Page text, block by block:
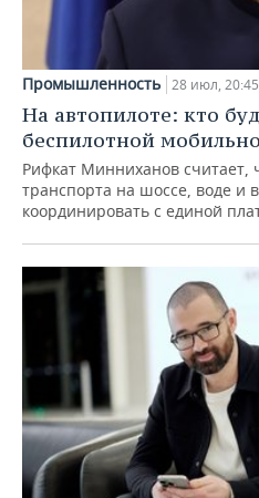
Промышленность 28 июл, 20:45
На автопилоте: кто
беспилотной
Рифкат Минниханов считает,
транспорта на шоссе, воде и
координировать с единой